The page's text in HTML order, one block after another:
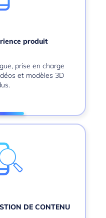
produit
prise en charge
et modèles 3D
DE CONTENU